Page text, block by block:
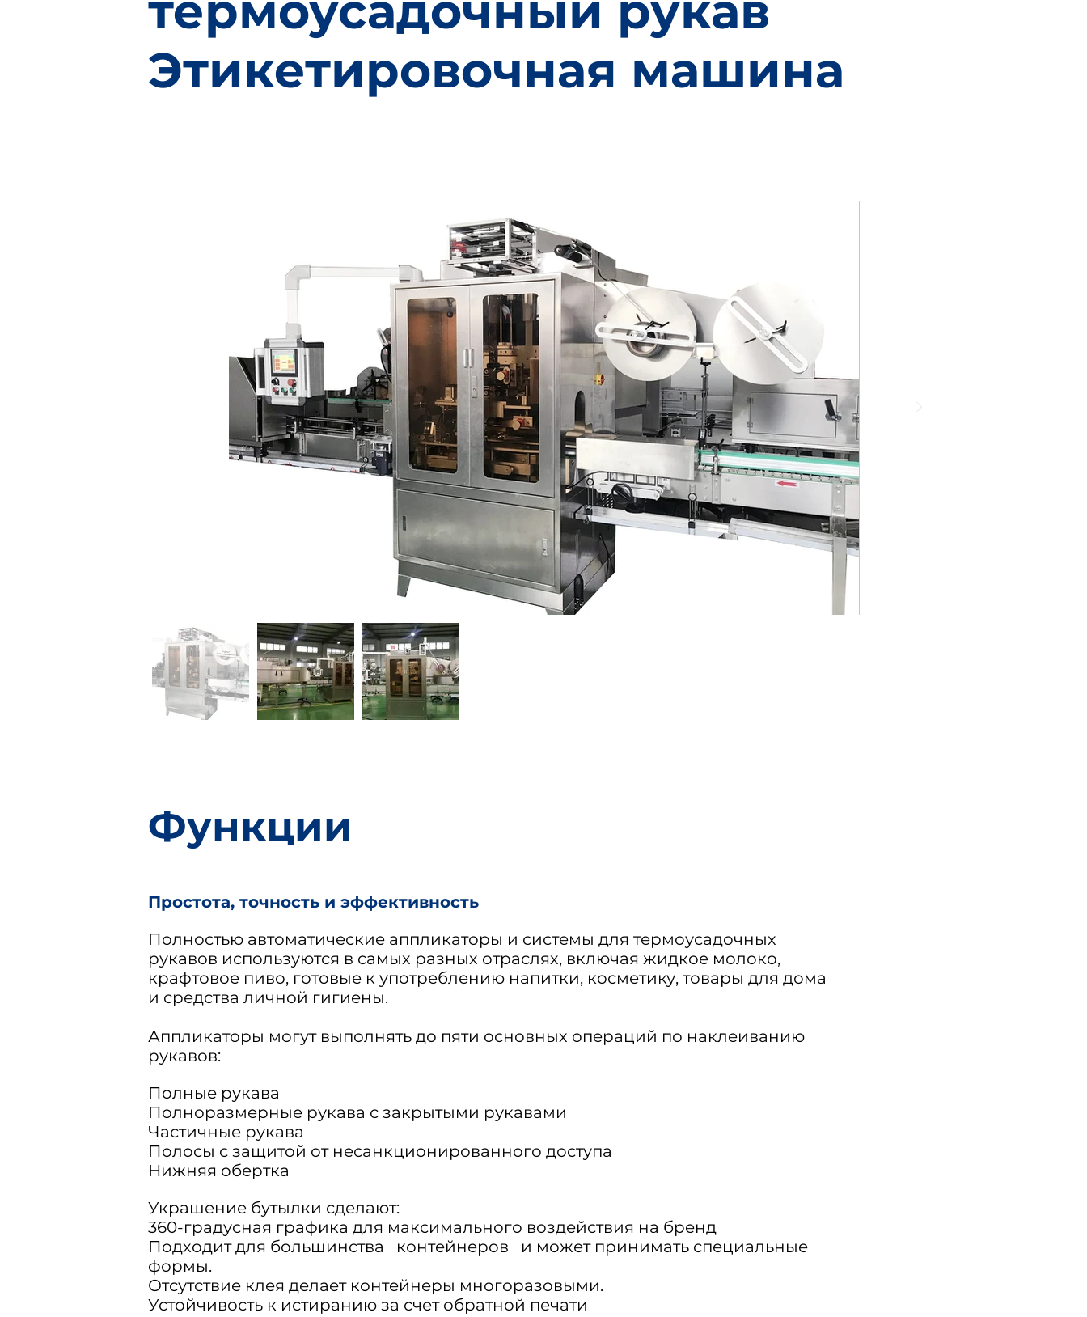
Этикетировочная машина
Функции
Простота, точность и эффективность
Полностью автоматические аппликаторы и системы для термоусадочных
рукавов используются в самых разных отраслях, включая жидкое молоко,
крафтовое пиво, готовые к употреблению напитки, косметику, товары для дома
и средства личной гигиены.
Аппликаторы могут выполнять до пяти основных операций по наклеиванию
рукавов:
Полные рукава
Полноразмерные рукава с закрытыми рукавами
Частичные рукава
Полосы с защитой от несанкционированного доступа
Нижняя обертка
Украшение бутылки сделают:
360-градусная графика для максимального воздействия на бренд
Подходит для большинства контейнеров и может принимать специальные
формы.
Отсутствие клея делает контейнеры многоразовыми.
Устойчивость к истиранию за счет обратной печати